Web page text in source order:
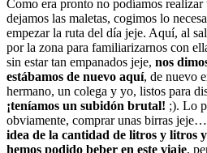
Como era pronto no podíamos
dejamos las maletas, cogimos lo
empezar la ruta del día jeje. Aquí, al
por la zona para familiarizarnos con
sin estar tan empanados jeje, nos
estábamos de nuevo aquí, de nuevo
hermano, un colega y yo, listos para
¡teníamos un subidón brutal! ;). Lo
obviamente, comprar unas birras
idea de la cantidad de litros y litros
hemos podido beber en este viaje,